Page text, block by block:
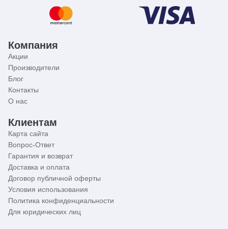
Компания
Акции
Производители
Блог
Контакты
О нас
Клиентам
Карта сайта
Вопрос-Ответ
Гарантия и возврат
Доставка и оплата
Договор публичной оферты
Условия использования
Политика конфиденциальности
Для юридических лиц